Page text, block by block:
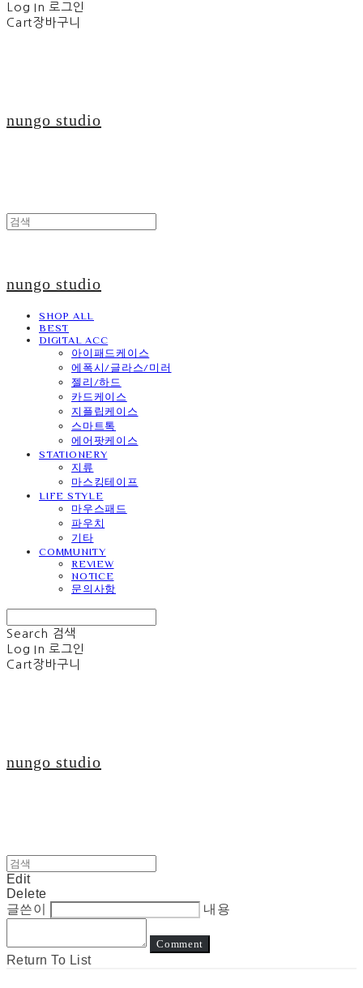
Log In 로그인
Cart장바구니
nungo studio
nungo studio
SHOP ALL
BEST
DIGITAL ACC
아이패드케이스
에폭시/글라스/미러
젤리/하드
카드케이스
지플립케이스
스마트톡
에어팟케이스
STATIONERY
지류
마스킹테이프
LIFE STYLE
마우스패드
파우치
기타
COMMUNITY
REVIEW
NOTICE
문의사항
Search 검색
Log In 로그인
Cart장바구니
nungo studio
Edit
Delete
글쓴이
내용
Comment
Return To List